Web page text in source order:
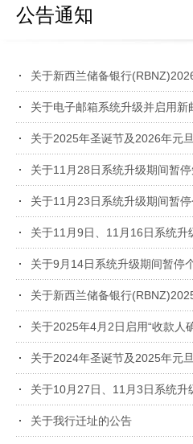
公告通知
关于新西兰储备银行
关于电子邮箱系统升级并启用新
关于2025年圣诞节及2026年元
关于11月28日系统升级期间暂
关于11月23日系统升级期间暂
关于11月9日、11月16日系统
关于9月14日系统升级期间暂停
关于新西兰储备银行
关于2025年4月2日启用“收款人
关于2024年圣诞节及2025年元
关于10月27日、11月3日系统升
关于我行迁址的公告